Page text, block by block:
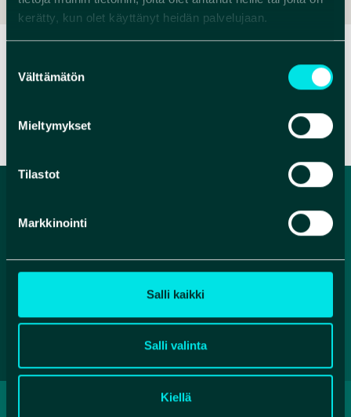
kerätty, kun olet käyttänyt heidän palvelujaan.
valinta
Välttämätön
Mieltymykset
Tilastot
Markkinointi
Salli kaikki
Salli valinta
Kiellä